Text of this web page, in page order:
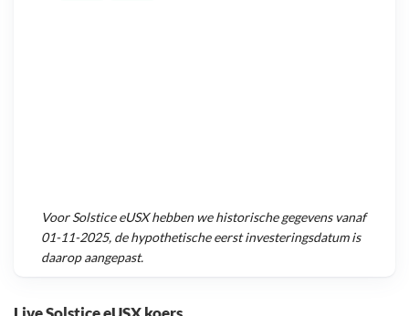
VoorSolstice eUSXhebben we historische gegevens vanaf
01-11-2025, de hypothetische eerst investeringsdatum is
daarop aangepast.